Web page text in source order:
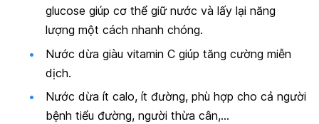
glucose giúp cơ thể giữ nước và lấy lại năng
lượng một cách nhanh chóng.
Nước dừa giàu vitamin C giúp tăng cường miễn
dịch.
Nước dừa ít calo, ít đường, phù hợp cho cả người
bệnh tiểu đường, người thừa cân,…